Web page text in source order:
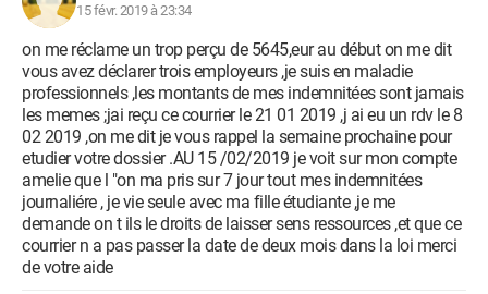
15 févr. 2019 à 23:34
on me réclame un trop perçu de 5645,eur au début on me dit
vous avez déclarer trois employeurs ,je suis en maladie
professionnels ,les montants de mes indemnitées sont jamais
les memes ;jai reçu ce courrier le 21 01 2019 ,j ai eu un rdv le 8
02 2019 ,on me dit je vous rappel la semaine prochaine pour
etudier votre dossier .AU 15 /02/2019 je voit sur mon compte
amelie que l "on ma pris sur 7 jour tout mes indemnitées
journaliére , je vie seule avec ma fille étudiante ,je me
demande on t ils le droits de laisser sens ressources ,et que ce
courrier n a pas passer la date de deux mois dans la loi merci
de votre aide